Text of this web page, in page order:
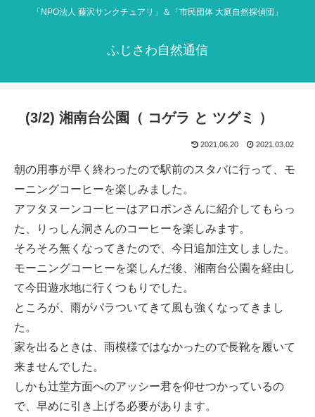
「NPO法人 藤沢サンクチュアリ」＆「市民団体 大庭自然探偵団」
ふじさわ自然通信
(3/2) 湘南台公園（ コゲラ と ツグミ ）
2021.06.20 2021.03.02
朝の用事が早く終わったので駅前のスタバに行って、モ
ーニングコーヒーを楽しみました。
アフタヌーンコーヒーはアロポンさんに紹介してもらっ
た、りっしん洞さんのコーヒーを楽しみます。
そろそろ無くなってきたので、今日追加注文しました。
モーニングコーヒーを楽しんだ後、湘南台公園を経由し
て今田遊水地に行くつもりでした。
ところが、雨がパラついてきて風も強くなってきまし
た。
家を出るときは、雨模様ではなかったので長靴を履いて
来ませんでした。
しかも辻堂方面へのアッシー君を仰せつかっているの
で、早めに引き上げる必要があります。